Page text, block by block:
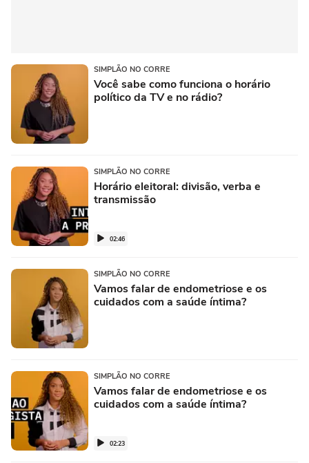
SIMPLÃO NO CORRE
Você sabe como funciona o horário
político da TV e no rádio?
SIMPLÃO NO CORRE
Horário eleitoral: divisão, verba e
transmissão
02:46
SIMPLÃO NO CORRE
Vamos falar de endometriose e os
cuidados com a saúde íntima?
SIMPLÃO NO CORRE
Vamos falar de endometriose e os
cuidados com a saúde íntima?
02:23